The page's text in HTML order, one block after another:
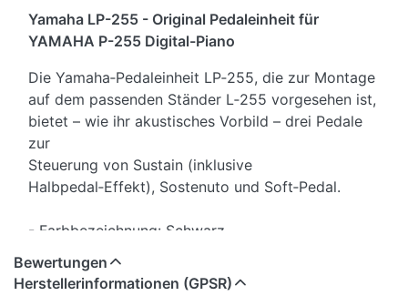
Yamaha LP-255 - Original Pedaleinheit für
YAMAHA P-255 Digital-Piano
Die Yamaha‑Pedaleinheit LP‑255, die zur Montage
auf dem passenden Ständer L‑255 vorgesehen ist,
bietet – wie ihr akustisches Vorbild – drei Pedale
zur
Steuerung von Sustain (inklusive
Halbpedal‑Effekt), Sostenuto und Soft‑Pedal.
- Farbbezeichnung: Schwarz
- Maße aufgebaut (LxTxH): 122,6cm x 13,8cm x
15,6cm
Bewertungen
Herstellerinformationen (GPSR)